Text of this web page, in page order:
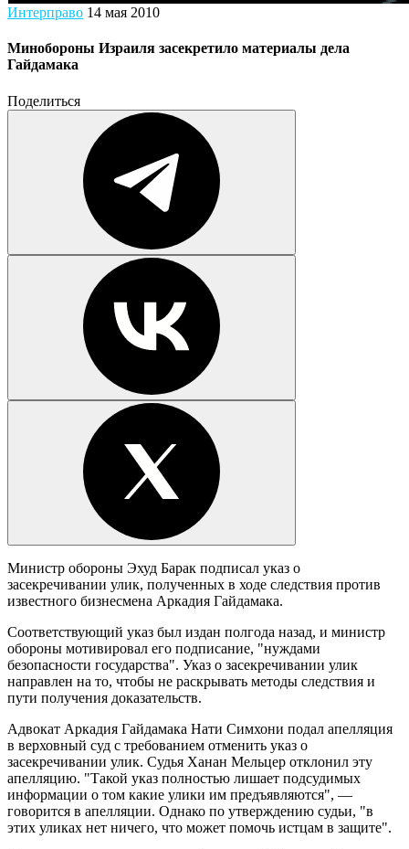
Интерправо 14 мая 2010
Минобороны Израиля засекретило материалы дела
Гайдамака
Поделиться
Министр обороны Эхуд Барак подписал указ о
засекречивании улик, полученных в ходе следствия против
известного бизнесмена Аркадия Гайдамака.
Соответствующий указ был издан полгода назад, и министр
обороны мотивировал его подписание, "нуждами
безопасности государства". Указ о засекречивании улик
направлен на то, чтобы не раскрывать методы следствия и
пути получения доказательств.
Адвокат Аркадия Гайдамака Нати Симхони подал апелляция
в верховный суд с требованием отменить указ о
засекречивании улик. Судья Ханан Мельцер отклонил эту
апелляцию. "Такой указ полностью лишает подсудимых
информации о том какие улики им предъявляются", —
говорится в апелляции. Однако по утверждению судьи, "в
этих уликах нет ничего, что может помочь истцам в защите".